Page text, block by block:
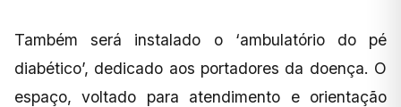
Também será instalado o ‘ambulatório do pé
diabético’, dedicado aos portadores da doença. O
espaço, voltado para atendimento e orientação